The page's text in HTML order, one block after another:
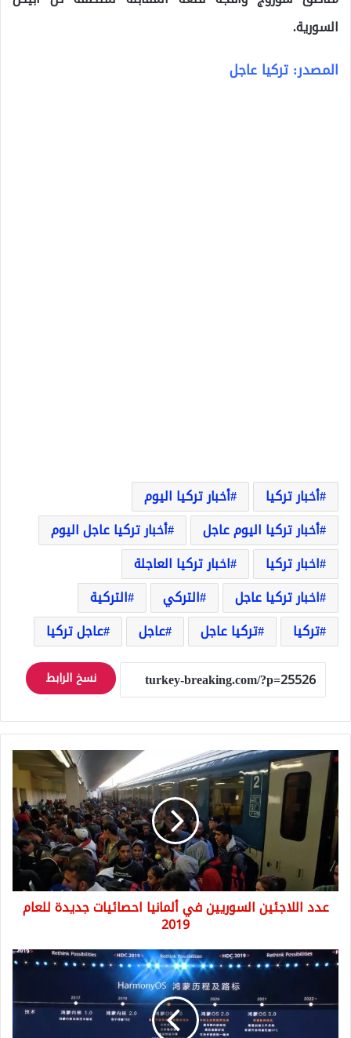
السورية.
المصدر: تركيا عاجل
أخبار تركيا
أخبار تركيا اليوم
أخبار تركيا اليوم عاجل
أخبار تركيا عاجل اليوم
اخبار تركيا
اخبار تركيا العاجلة
اخبار تركيا عاجل
التركي
التركية
تركيا
تركيا عاجل عاجل عاجل تركيا
نسخ الرابط
عدد
اللاجئين
السوريين
في
ألمانيا
احصائيات
جديدة
للعام
2019
عدد اللاجئين السوريين في ألمانيا احصائيات جديدة للعام
2019
ماهو
نظام
او